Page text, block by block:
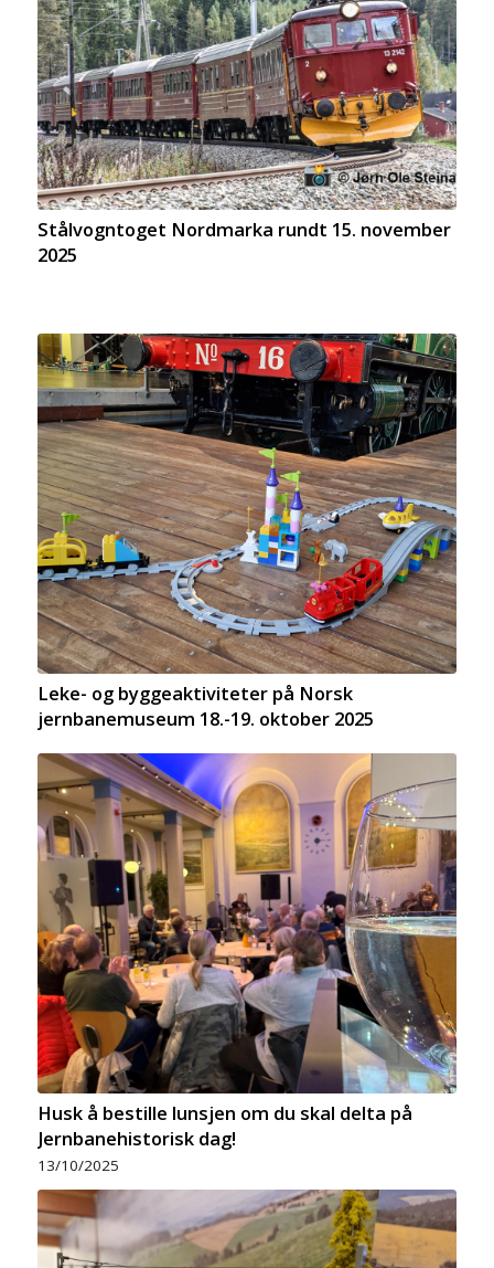
Stålvogntoget Nordmarka rundt 15. november
2025
Leke- og byggeaktiviteter på Norsk
jernbanemuseum 18.-19. oktober 2025
Husk å bestille lunsjen om du skal delta på
Jernbanehistorisk dag!
13/10/2025